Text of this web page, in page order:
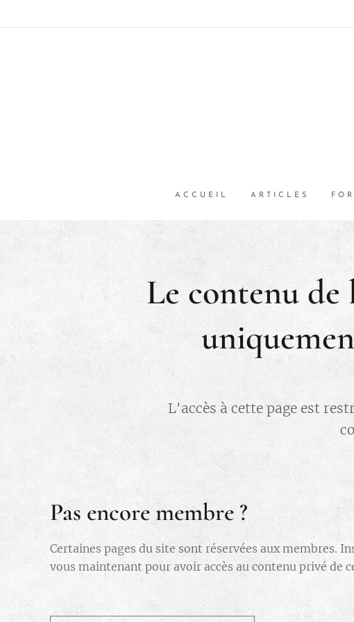
ACCUEIL ARTICLES
Le contenu de
L'accès à cette page est
Pas encore membre ?
Certaines pages du site sont réservées aux membres.
vous maintenant pour avoir accès au contenu privé de